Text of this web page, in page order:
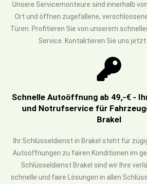
Unsere Servicemonteure sind innerhalb
Ort und öffnen zugefallene,
Türen. Profitieren Sie von unserem
Service. Kontaktieren Sie uns
Schnelle Autoöffnung ab 49,-€ -
und Notrufservice für
Brakel
Ihr Schlüsseldienst in Brakel steht für
Autoöffnungen zu fairen Konditionen im
Schlüsseldienst Brakel sind wir Ihre
schnelle und faire Lösungen in allen